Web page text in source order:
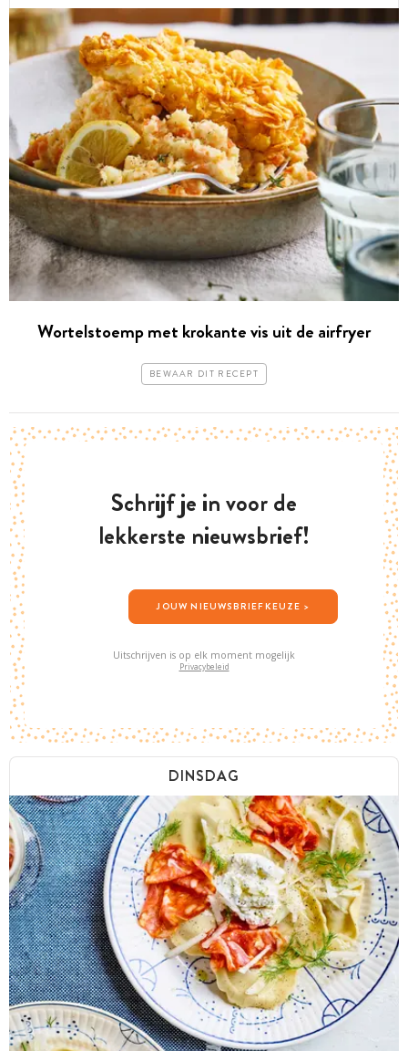
Wortelstoemp met krokante vis uit de airfryer
BEWAAR DIT RECEPT
Schrijf je in voor de
lekkerste nieuwsbrief!
JOUW NIEUWSBRIEFKEUZE >
Uitschrijven is op elk moment mogelijk
Privacybeleid
DINSDAG